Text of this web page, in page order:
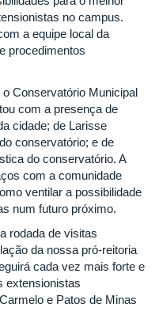
no campus.
a equipe local da
procedimentos
Conservatório Municipal
com a presença de
cidade; de Larisse
conservatório; e de
do conservatório. A
com a comunidade
ventilar a possibilidade
num futuro próximo.
rodada de visitas
da nossa pró-reitoria
cada vez mais forte e
extensionistas
e Patos de Minas